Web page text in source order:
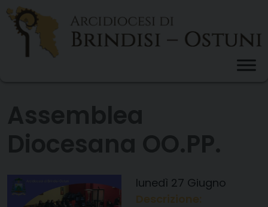
Skip
content
lunedì 27 Giugno